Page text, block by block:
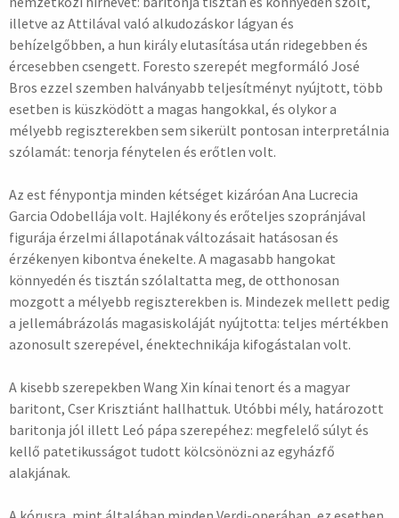
illetve az Attilával való alkudozáskor lágyan és
behízelgőbben, a hun király elutasítása után ridegebben és
ércesebben csengett. Foresto szerepét megformáló José
Bros ezzel szemben halványabb teljesítményt nyújtott, több
esetben is küszködött a magas hangokkal, és olykor a
mélyebb regiszterekben sem sikerült pontosan interpretálnia
szólamát: tenorja fénytelen és erőtlen volt.
Az est fénypontja minden kétséget kizáróan Ana Lucrecia
Garcia Odobellája volt. Hajlékony és erőteljes szopránjával
figurája érzelmi állapotának változásait hatásosan és
érzékenyen kibontva énekelte. A magasabb hangokat
könnyedén és tisztán szólaltatta meg, de otthonosan
mozgott a mélyebb regiszterekben is. Mindezek mellett pedig
a jellemábrázolás magasiskoláját nyújtotta: teljes mértékben
azonosult szerepével, énektechnikája kifogástalan volt.
A kisebb szerepekben Wang Xin kínai tenort és a magyar
baritont, Cser Krisztiánt hallhattuk. Utóbbi mély, határozott
baritonja jól illett Leó pápa szerepéhez: megfelelő súlyt és
kellő patetikusságot tudott kölcsönözni az egyházfő
alakjának.